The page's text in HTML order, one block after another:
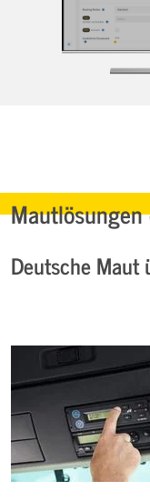
Mautlösungen
Deutsche Maut